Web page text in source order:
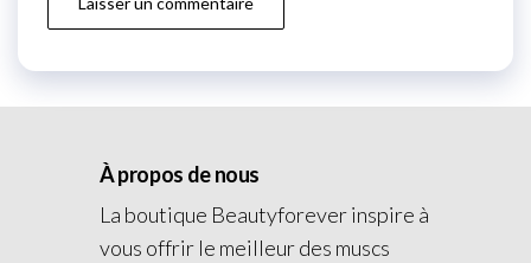
À propos de nous
La boutique Beautyforever inspire à
vous offrir le meilleur des muscs